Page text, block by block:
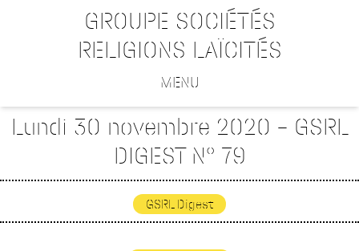
GROUPE SOCIÉTÉS
RELIGIONS LAÏCITÉS
MENU
Lundi 30 novembre 2020 – GSRL
DIGEST N° 79
GSRL Digest